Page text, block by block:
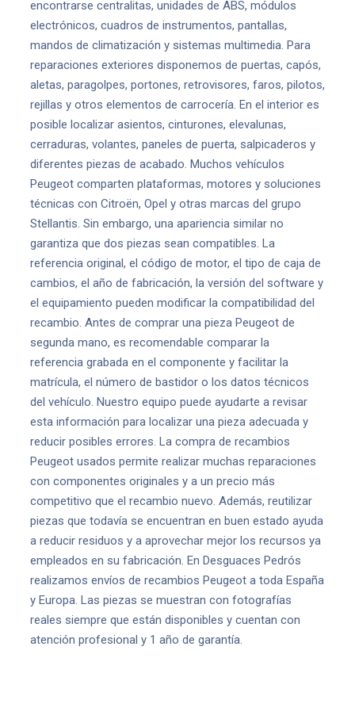
encontrarse centralitas, unidades de ABS, módulos
electrónicos, cuadros de instrumentos, pantallas,
mandos de climatización y sistemas multimedia. Para
reparaciones exteriores disponemos de puertas, capós,
aletas, paragolpes, portones, retrovisores, faros, pilotos,
rejillas y otros elementos de carrocería. En el interior es
posible localizar asientos, cinturones, elevalunas,
cerraduras, volantes, paneles de puerta, salpicaderos y
diferentes piezas de acabado. Muchos vehículos
Peugeot comparten plataformas, motores y soluciones
técnicas con Citroën, Opel y otras marcas del grupo
Stellantis. Sin embargo, una apariencia similar no
garantiza que dos piezas sean compatibles. La
referencia original, el código de motor, el tipo de caja de
cambios, el año de fabricación, la versión del software y
el equipamiento pueden modificar la compatibilidad del
recambio. Antes de comprar una pieza Peugeot de
segunda mano, es recomendable comparar la
referencia grabada en el componente y facilitar la
matrícula, el número de bastidor o los datos técnicos
del vehículo. Nuestro equipo puede ayudarte a revisar
esta información para localizar una pieza adecuada y
reducir posibles errores. La compra de recambios
Peugeot usados permite realizar muchas reparaciones
con componentes originales y a un precio más
competitivo que el recambio nuevo. Además, reutilizar
piezas que todavía se encuentran en buen estado ayuda
a reducir residuos y a aprovechar mejor los recursos ya
empleados en su fabricación. En Desguaces Pedrós
realizamos envíos de recambios Peugeot a toda España
y Europa. Las piezas se muestran con fotografías
reales siempre que están disponibles y cuentan con
atención profesional y 1 año de garantía.